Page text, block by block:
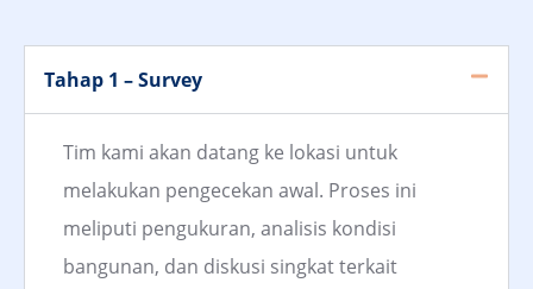
Tahap 1 – Survey
Tim kami akan datang ke lokasi untuk
melakukan pengecekan awal. Proses ini
meliputi pengukuran, analisis kondisi
bangunan, dan diskusi singkat terkait